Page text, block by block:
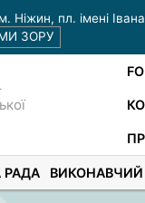
Ніжин, пл. імені
ЗОРУ
РАДА ВИКОНАВЧИЙ